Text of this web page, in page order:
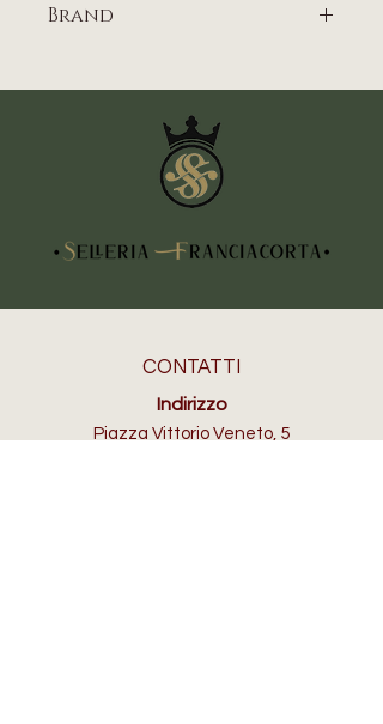
Brand
CONTATTI
Indirizzo
Piazza Vittorio Veneto, 5